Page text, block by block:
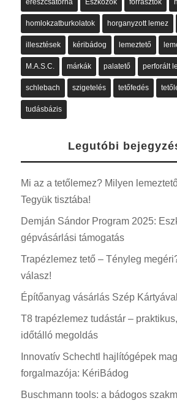
ereszcsatorna Eszközök forrasztók
homlokzatburkolatok horganyzott lemez
illesztések kéribádog lemeztető
M.A.S.C. márkák palatető perforált
schlebach szigetelés tetőfedés
tudásbázis
Legutóbi
Mi az a tetőlemez? Milyen
Tegyük tisztába!
Demján Sándor Program 2025:
gépvásárlási támogatás
Trapézlemez tető – Tényleg
válasz!
Építőanyag vásárlás Szép
T8 trapézlemez tudástár –
időtálló megoldás
Innovatív Schechtl hajlítógépek
forgalmazója: KériBádog
Buschmann tools: a bádogos